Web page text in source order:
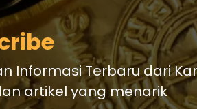
Informasi Terbaru dari
artikel yang menarik